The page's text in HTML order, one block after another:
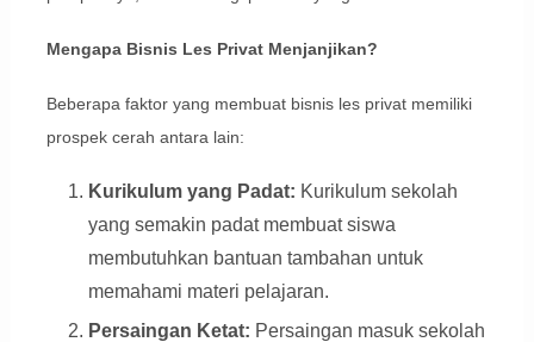
Mengapa Bisnis Les Privat Menjanjikan?
Beberapa faktor yang membuat bisnis les privat memiliki
prospek cerah antara lain:
Kurikulum yang Padat: Kurikulum sekolah
yang semakin padat membuat siswa
membutuhkan bantuan tambahan untuk
memahami materi pelajaran.
Persaingan Ketat: Persaingan masuk sekolah